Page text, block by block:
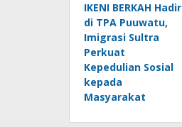
IKENI BERKAH Hadir
di TPA Puuwatu,
Imigrasi Sultra
Perkuat
Kepedulian Sosial
kepada
Masyarakat